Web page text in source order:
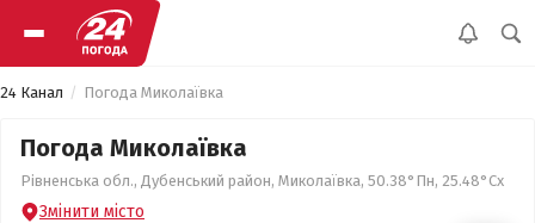
24 Канал Погода Миколаївка
Погода Миколаївка
Рівненська обл., Дубенський район, Миколаївка, 50.38°Пн, 25.48°Сх
Змінити місто